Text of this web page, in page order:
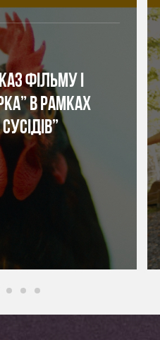
ФІЛЬМУ І
В РАМКАХ